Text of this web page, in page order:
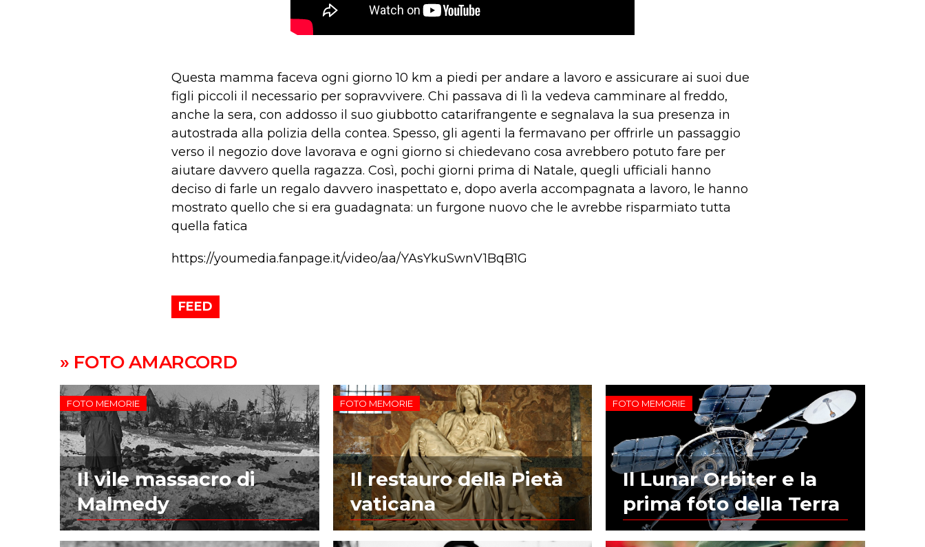
Questa mamma faceva ogni giorno 10 km a piedi per andare a lavoro e assicurare ai suoi due
figli piccoli il necessario per sopravvivere. Chi passava di lì la vedeva camminare al freddo,
anche la sera, con addosso il suo giubbotto catarifrangente e segnalava la sua presenza in
autostrada alla polizia della contea. Spesso, gli agenti la fermavano per offrirle un passaggio
verso il negozio dove lavorava e ogni giorno si chiedevano cosa avrebbero potuto fare per
aiutare davvero quella ragazza. Così, pochi giorni prima di Natale, quegli ufficiali hanno
deciso di farle un regalo davvero inaspettato e, dopo averla accompagnata a lavoro, le hanno
mostrato quello che si era guadagnata: un furgone nuovo che le avrebbe risparmiato tutta
quella fatica
https://youmedia.fanpage.it/video/aa/YAsYkuSwnV1BqB1G
FEED
» FOTO AMARCORD
FOTO MEMORIE
Il vile massacro di
Malmedy
FOTO MEMORIE
Il restauro della Pietà
vaticana
FOTO MEMORIE
Il Lunar Orbiter e la
prima foto della Terra